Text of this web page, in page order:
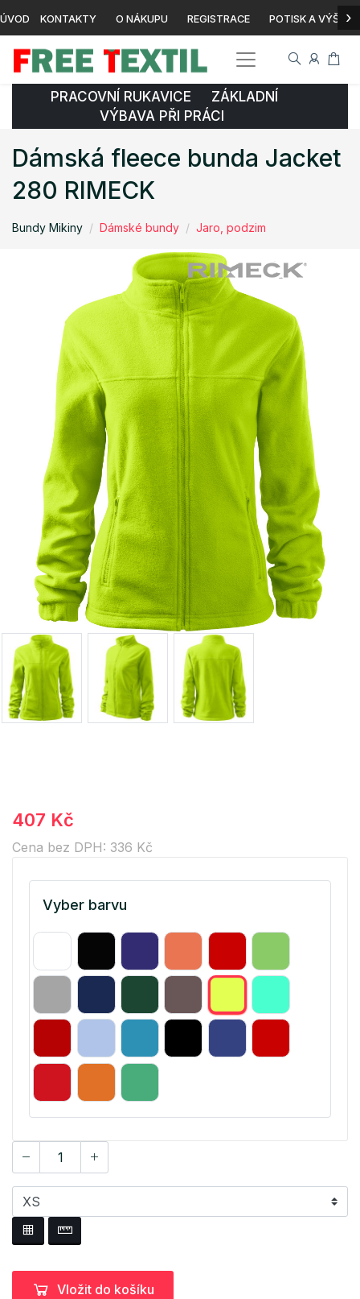
ÚVOD KONTAKTY O NÁKUPU REGISTRACE POTISK A ›
PRACOVNÍ RUKAVICE ZÁKLADNÍ
VÝBAVA PŘI PRÁCI
Dámská fleece bunda Jacket
280 RIMECK
Bundy Mikiny Dámské bundy Jaro, podzim
407 Kč
Cena bez DPH: 336 Kč
Vyber barvu
Vložit do košíku